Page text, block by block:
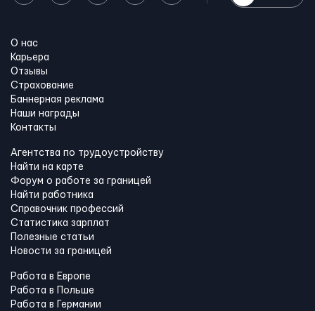
О нас
Карьера
Отзывы
Страхование
Баннерная реклама
Наши награды
Контакты
Агентства по трудоустройству
Найти на карте
Форум о работе за границей
Найти работника
Справочник профессий
Статистика зарплат
Полезные статьи
Новости за границей
Работа в Европе
Работа в Польше
Работа в Германии